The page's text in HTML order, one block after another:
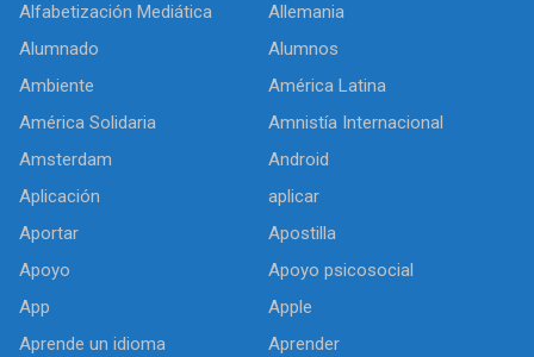
Alfabetización Mediática
Allemania
Alumnado
Alumnos
Ambiente
América Latina
América Solidaria
Amnistía Internacional
Amsterdam
Android
Aplicación
aplicar
Aportar
Apostilla
Apoyo
Apoyo psicosocial
App
Apple
Aprende un idioma
Aprender